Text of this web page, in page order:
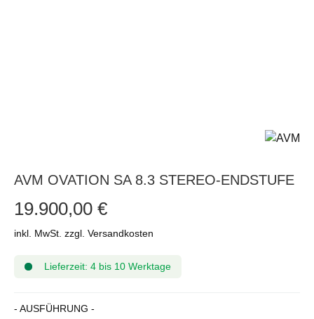
AVM OVATION SA 8.3 STEREO-ENDSTUFE
19.900,00 €
inkl. MwSt. zzgl. Versandkosten
Lieferzeit: 4 bis 10 Werktage
- AUSFÜHRUNG -